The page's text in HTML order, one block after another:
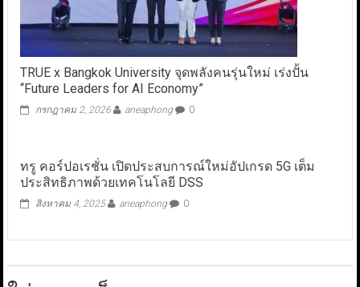
TRUE x Bangkok University จุดพลังคนรุ่นใหม่ เร่งปั้น
“Future Leaders for AI Economy”
กรกฎาคม 2, 2026 aneaphong 0
ทรู คอร์ปอเรชั่น เปิดประสบการณ์ใหม่อัปเกรด 5G เต็ม
ประสิทธิภาพด้วยเทคโนโลยี DSS
สิงหาคม 4, 2025 aneaphong 0